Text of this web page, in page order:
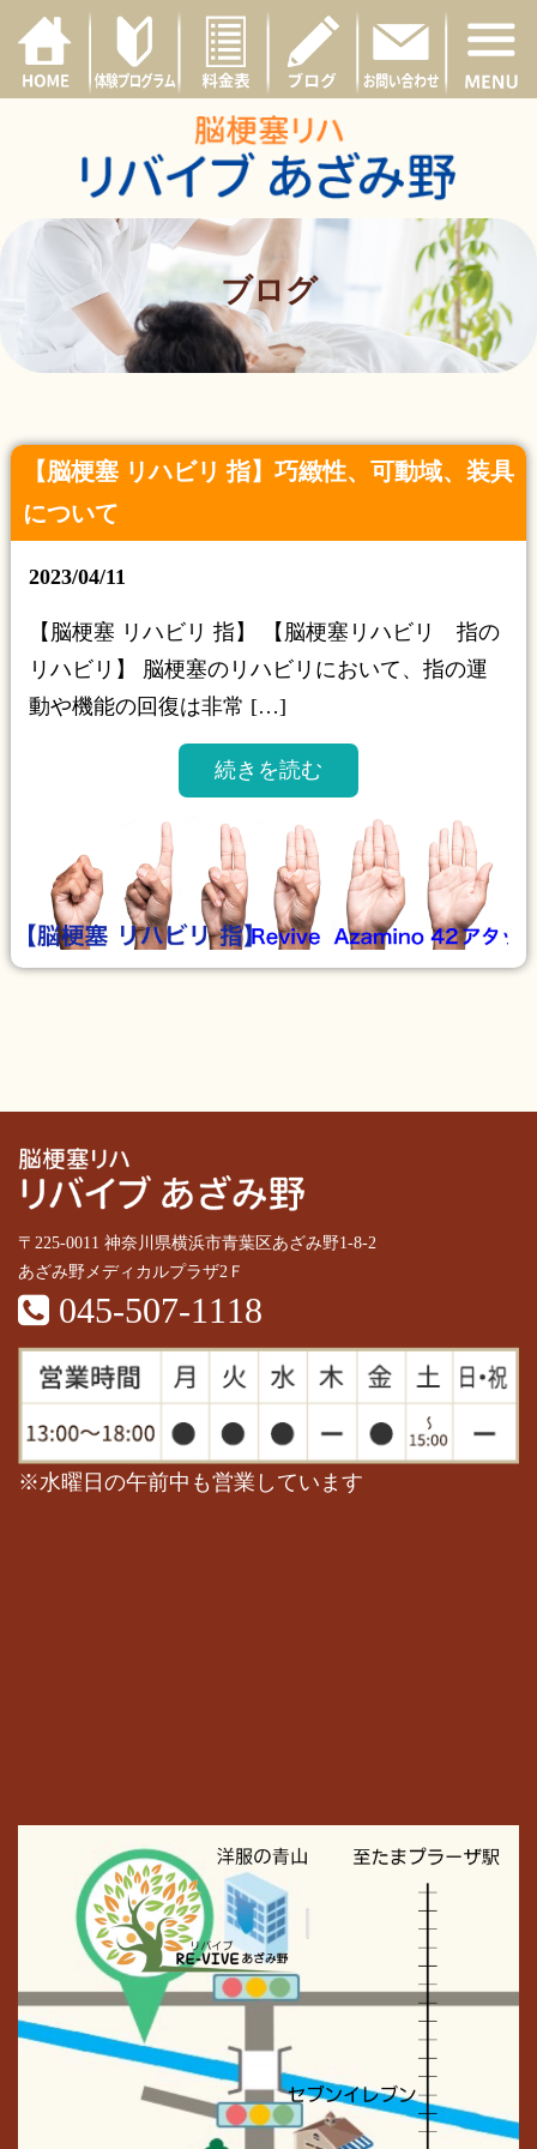
ブログ
【脳梗塞 リハビリ 指】巧緻性、可動域、装具
について
2023/04/11
【脳梗塞 リハビリ 指】 【脳梗塞リハビリ 指の
リハビリ】 脳梗塞のリハビリにおいて、指の運
動や機能の回復は非常 […]
続きを読む
〒225-0011 神奈川県横浜市青葉区あざみ野1-8-2
あざみ野メディカルプラザ2Ｆ
045-507-1118
※水曜日の午前中も営業しています